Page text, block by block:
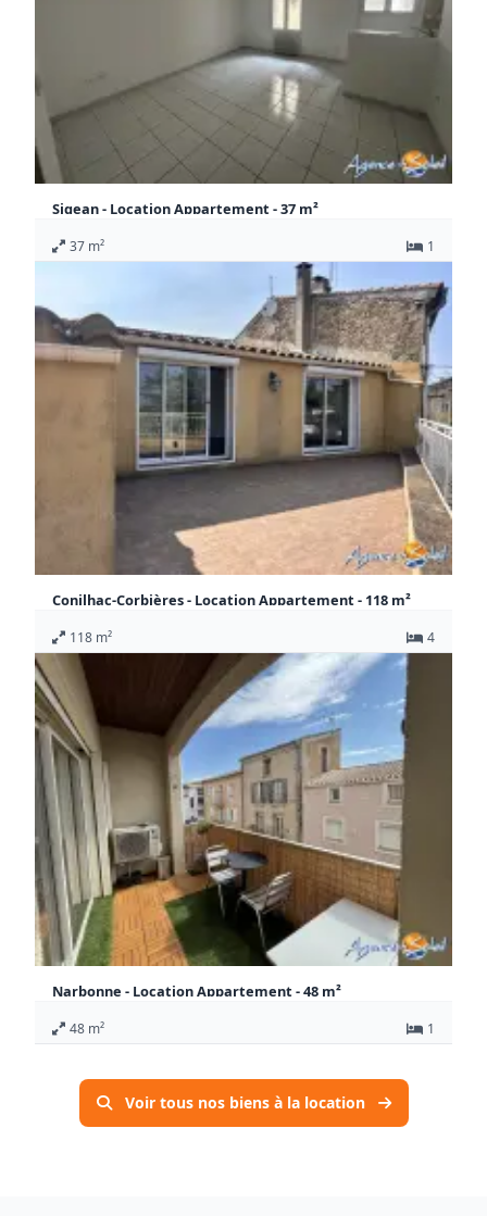
Sigean - Location Appartement - 37 m²
CC / Mois
Appartement Sigean
37 m² 1
Conilhac-Corbières - Location Appartement - 118 m²
CC / Mois
Appartement Conilhac-Corbières
118 m² 4
Narbonne - Location Appartement - 48 m²
CC / Mois
Appartement Narbonne
48 m² 1
Voir tous nos biens à la location